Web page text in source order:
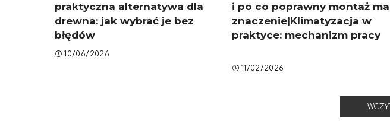
praktyczna alternatywa dla
drewna: jak wybrać je bez
błędów
10/06/2026
i po co poprawny montaż ma
znaczenie|Klimatyzacja w
praktyce: mechanizm pracy
11/02/2026